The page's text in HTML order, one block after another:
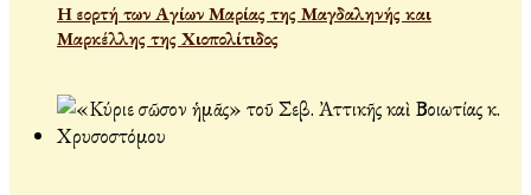
Η εορτή των Αγίων Μαρίας της Μαγδαληνής και
Μαρκέλλης της Χιοπολίτιδος